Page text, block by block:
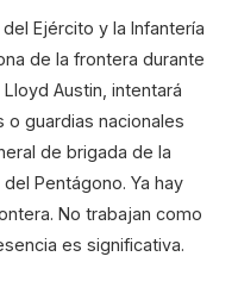
Ejército y la Infantería
de la frontera durante
Austin, intentará
guardias nacionales
de brigada de la
Pentágono. Ya hay
No trabajan como
es significativa.